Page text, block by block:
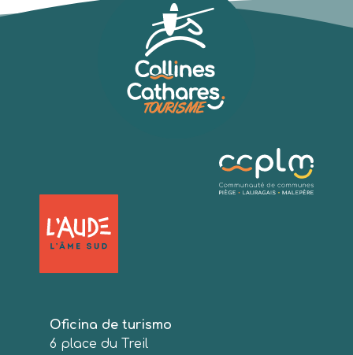
Oficina de turismo
6 place du Treil